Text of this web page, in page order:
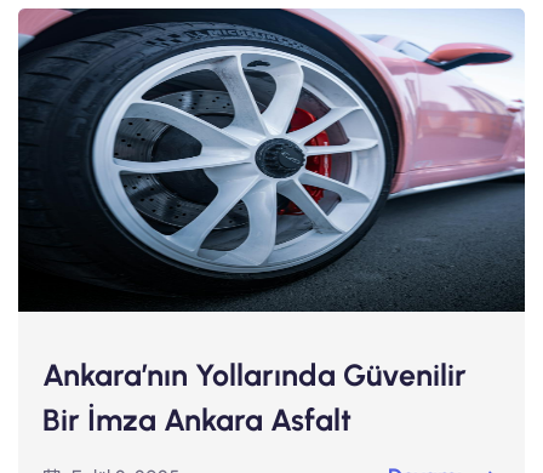
Ankara’nın Yollarında Güvenilir
Bir İmza Ankara Asfalt